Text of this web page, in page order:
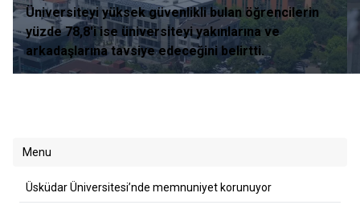
Üniversiteyi yüksek güvenlikli bulan öğrencilerin
yüzde 78,8'i ise üniversiteyi yakınlarına ve
arkadaşlarına tavsiye edeceğini belirtti.
Menu
Üsküdar Üniversitesi’nde memnuniyet korunuyor